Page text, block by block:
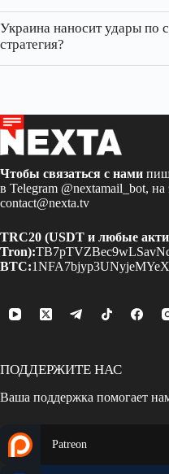
Украина наносит удары по
стратегия?
Чтобы связаться с нами
в Telegram @nextamail_bot, на
contact@nexta.tv
TRC20 (USDT и любые
Tron):
BTC:
ПОДДЕРЖИТЕ НАС
Ваша поддержка помогает
Patreon